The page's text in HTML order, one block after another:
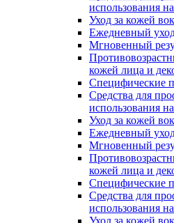
использования
Уход за кожей
Ежедневный
Мгновенный
кожей лица и
Специфические
Средства для
использования
Уход за кожей
Ежедневный
Мгновенный
кожей лица и
Специфические
Средства для
использования
Уход за кожей